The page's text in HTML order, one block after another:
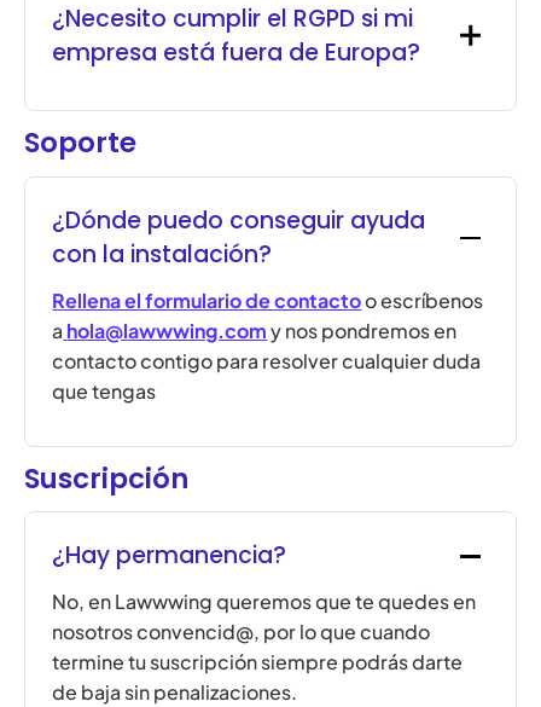
¿Necesito cumplir el RGPD si mi
empresa está fuera de Europa?
Soporte
¿Dónde puedo conseguir ayuda
con la instalación?
Rellena el formulario de contactoo escríbenos
a hola@lawwwing.comy nos pondremos en
contacto contigo para resolver cualquier duda
que tengas
Suscripción
¿Hay permanencia?
No, en Lawwwing queremos que te quedes en
nosotros convencid@, por lo que cuando
termine tu suscripción siempre podrás darte
de baja sin penalizaciones.